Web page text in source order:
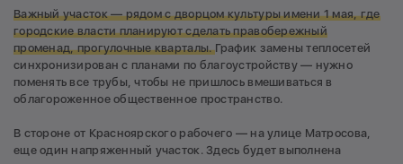
Важный участок — рядом с дворцом культуры имени 1 мая, где
городские власти планируют сделать правобережный
променад, прогулочные кварталы.График замены теплосетей
синхронизирован с планами по благоустройству — нужно
поменять все трубы, чтобы не пришлось вмешиваться в
облагороженное общественное пространство.
В стороне от Красноярского рабочего — на улице Матросова,
еще один напряженный участок. Здесь будет выполнена